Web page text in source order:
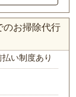
のお掃除代行
い制度あり